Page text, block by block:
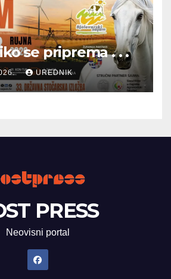
se priprema . . .
UREDNIK
PRESS
Neovisni portal